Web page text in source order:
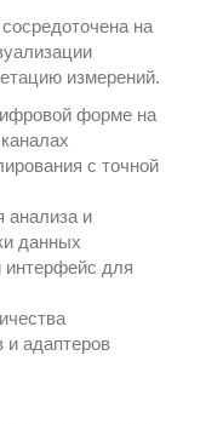
на
измерений.
форме на
с точной
анализа и
данных
для
адаптеров